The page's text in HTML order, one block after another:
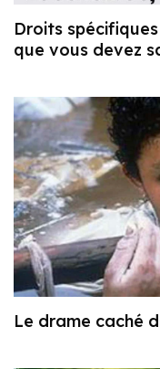
Droits
que vous devez
Le drame caché